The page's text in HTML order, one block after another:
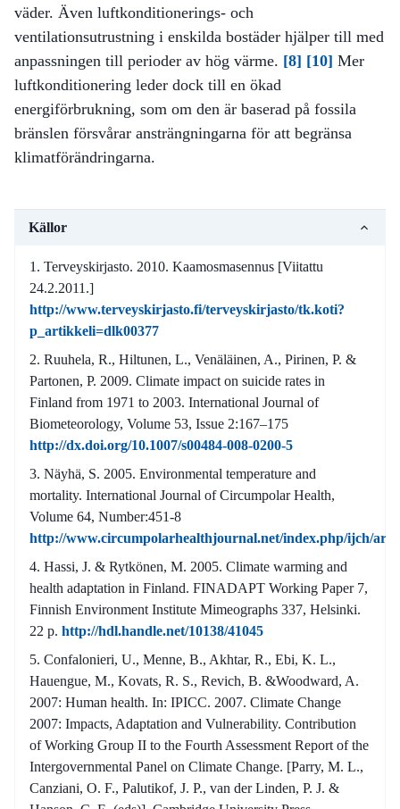
väder. Även luftkonditionerings- och
ventilationsutrustning i enskilda bostäder hjälper till med
anpassningen till perioder av hög värme. [8] [10] Mer
luftkonditionering leder dock till en ökad
energiförbrukning, som om den är baserad på fossila
bränslen försvårar ansträngningarna för att begränsa
klimatförändringarna.
Källor
Terveyskirjasto. 2010. Kaamosmasennus [Viitattu
24.2.2011.]
http://www.terveyskirjasto.fi/terveyskirjasto/tk.koti?
p_artikkeli=dlk00377
Ruuhela, R., Hiltunen, L., Venäläinen, A., Pirinen, P. &
Partonen, P. 2009. Climate impact on suicide rates in
Finland from 1971 to 2003. International Journal of
Biometeorology, Volume 53, Issue 2:167–175
http://dx.doi.org/10.1007/s00484-008-0200-5
Näyhä, S. 2005. Environmental temperature and
mortality. International Journal of Circumpolar Health,
Volume 64, Number:451-8
http://www.circumpolarhealthjournal.net/index.php/ijch/
Hassi, J. & Rytkönen, M. 2005. Climate warming and
health adaptation in Finland. FINADAPT Working Paper 7,
Finnish Environment Institute Mimeographs 337, Helsinki.
22 p. http://hdl.handle.net/10138/41045
Confalonieri, U., Menne, B., Akhtar, R., Ebi, K. L.,
Hauengue, M., Kovats, R. S., Revich, B. &Woodward, A.
2007: Human health. In: IPICC. 2007. Climate Change
2007: Impacts, Adaptation and Vulnerability. Contribution
of Working Group II to the Fourth Assessment Report of the
Intergovernmental Panel on Climate Change. [Parry, M. L.,
Canziani, O. F., Palutikof, J. P., van der Linden, P. J. &